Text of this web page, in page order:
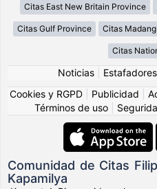
Citas East New Britain Province
Citas Gulf Province Citas
Citas
Noticias Estafadores
Cookies y RGPD
Publicidad
Términos de uso
Comunidad de Citas
Kapamilya